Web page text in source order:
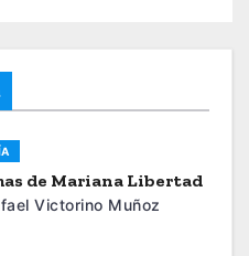
de Mariana Libertad
Victorino Muñoz